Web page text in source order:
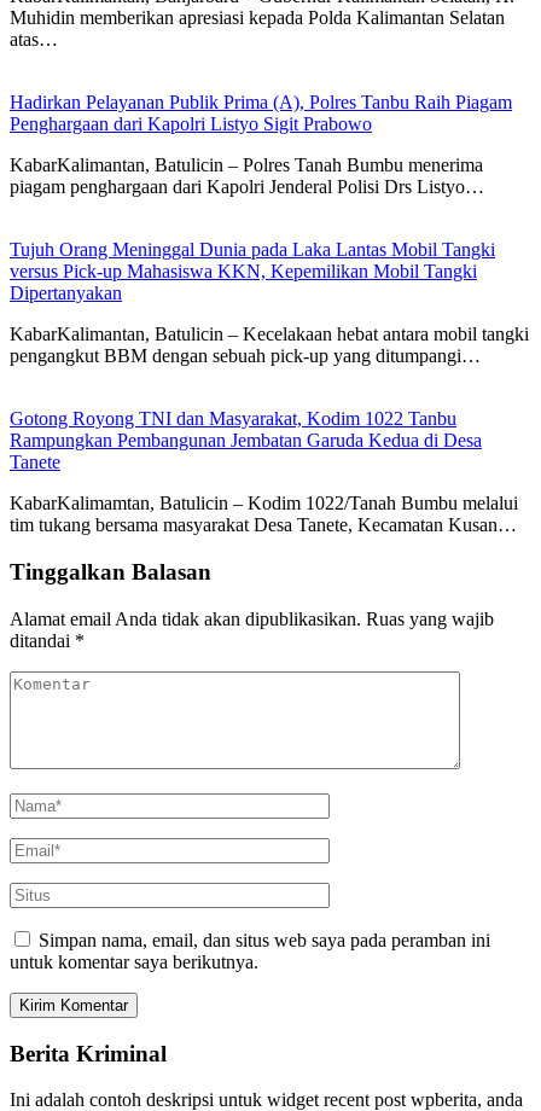
Muhidin memberikan apresiasi kepada Polda Kalimantan Selatan
atas…
Hadirkan Pelayanan Publik Prima (A), Polres Tanbu Raih Piagam
Penghargaan dari Kapolri Listyo Sigit Prabowo
KabarKalimantan, Batulicin – Polres Tanah Bumbu menerima
piagam penghargaan dari Kapolri Jenderal Polisi Drs Listyo…
Tujuh Orang Meninggal Dunia pada Laka Lantas Mobil Tangki
versus Pick-up Mahasiswa KKN, Kepemilikan Mobil Tangki
Dipertanyakan
KabarKalimantan, Batulicin – Kecelakaan hebat antara mobil tangki
pengangkut BBM dengan sebuah pick-up yang ditumpangi…
Gotong Royong TNI dan Masyarakat, Kodim 1022 Tanbu
Rampungkan Pembangunan Jembatan Garuda Kedua di Desa
Tanete
KabarKalimamtan, Batulicin – Kodim 1022/Tanah Bumbu melalui
tim tukang bersama masyarakat Desa Tanete, Kecamatan Kusan…
Tinggalkan Balasan
Alamat email Anda tidak akan dipublikasikan. Ruas yang wajib
ditandai *
Simpan nama, email, dan situs web saya pada peramban ini
untuk komentar saya berikutnya.
Berita Kriminal
Ini adalah contoh deskripsi untuk widget recent post wpberita, anda